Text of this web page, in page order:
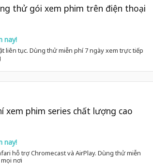
thử gói xem phim trên điện thoại
nay!
liên tục. Dùng thử miễn phí 7 ngày xem trực tiếp
xem phim series chất lượng cao
nay!
hỗ trợ Chromecast và AirPlay. Dùng thử miễn
nơi